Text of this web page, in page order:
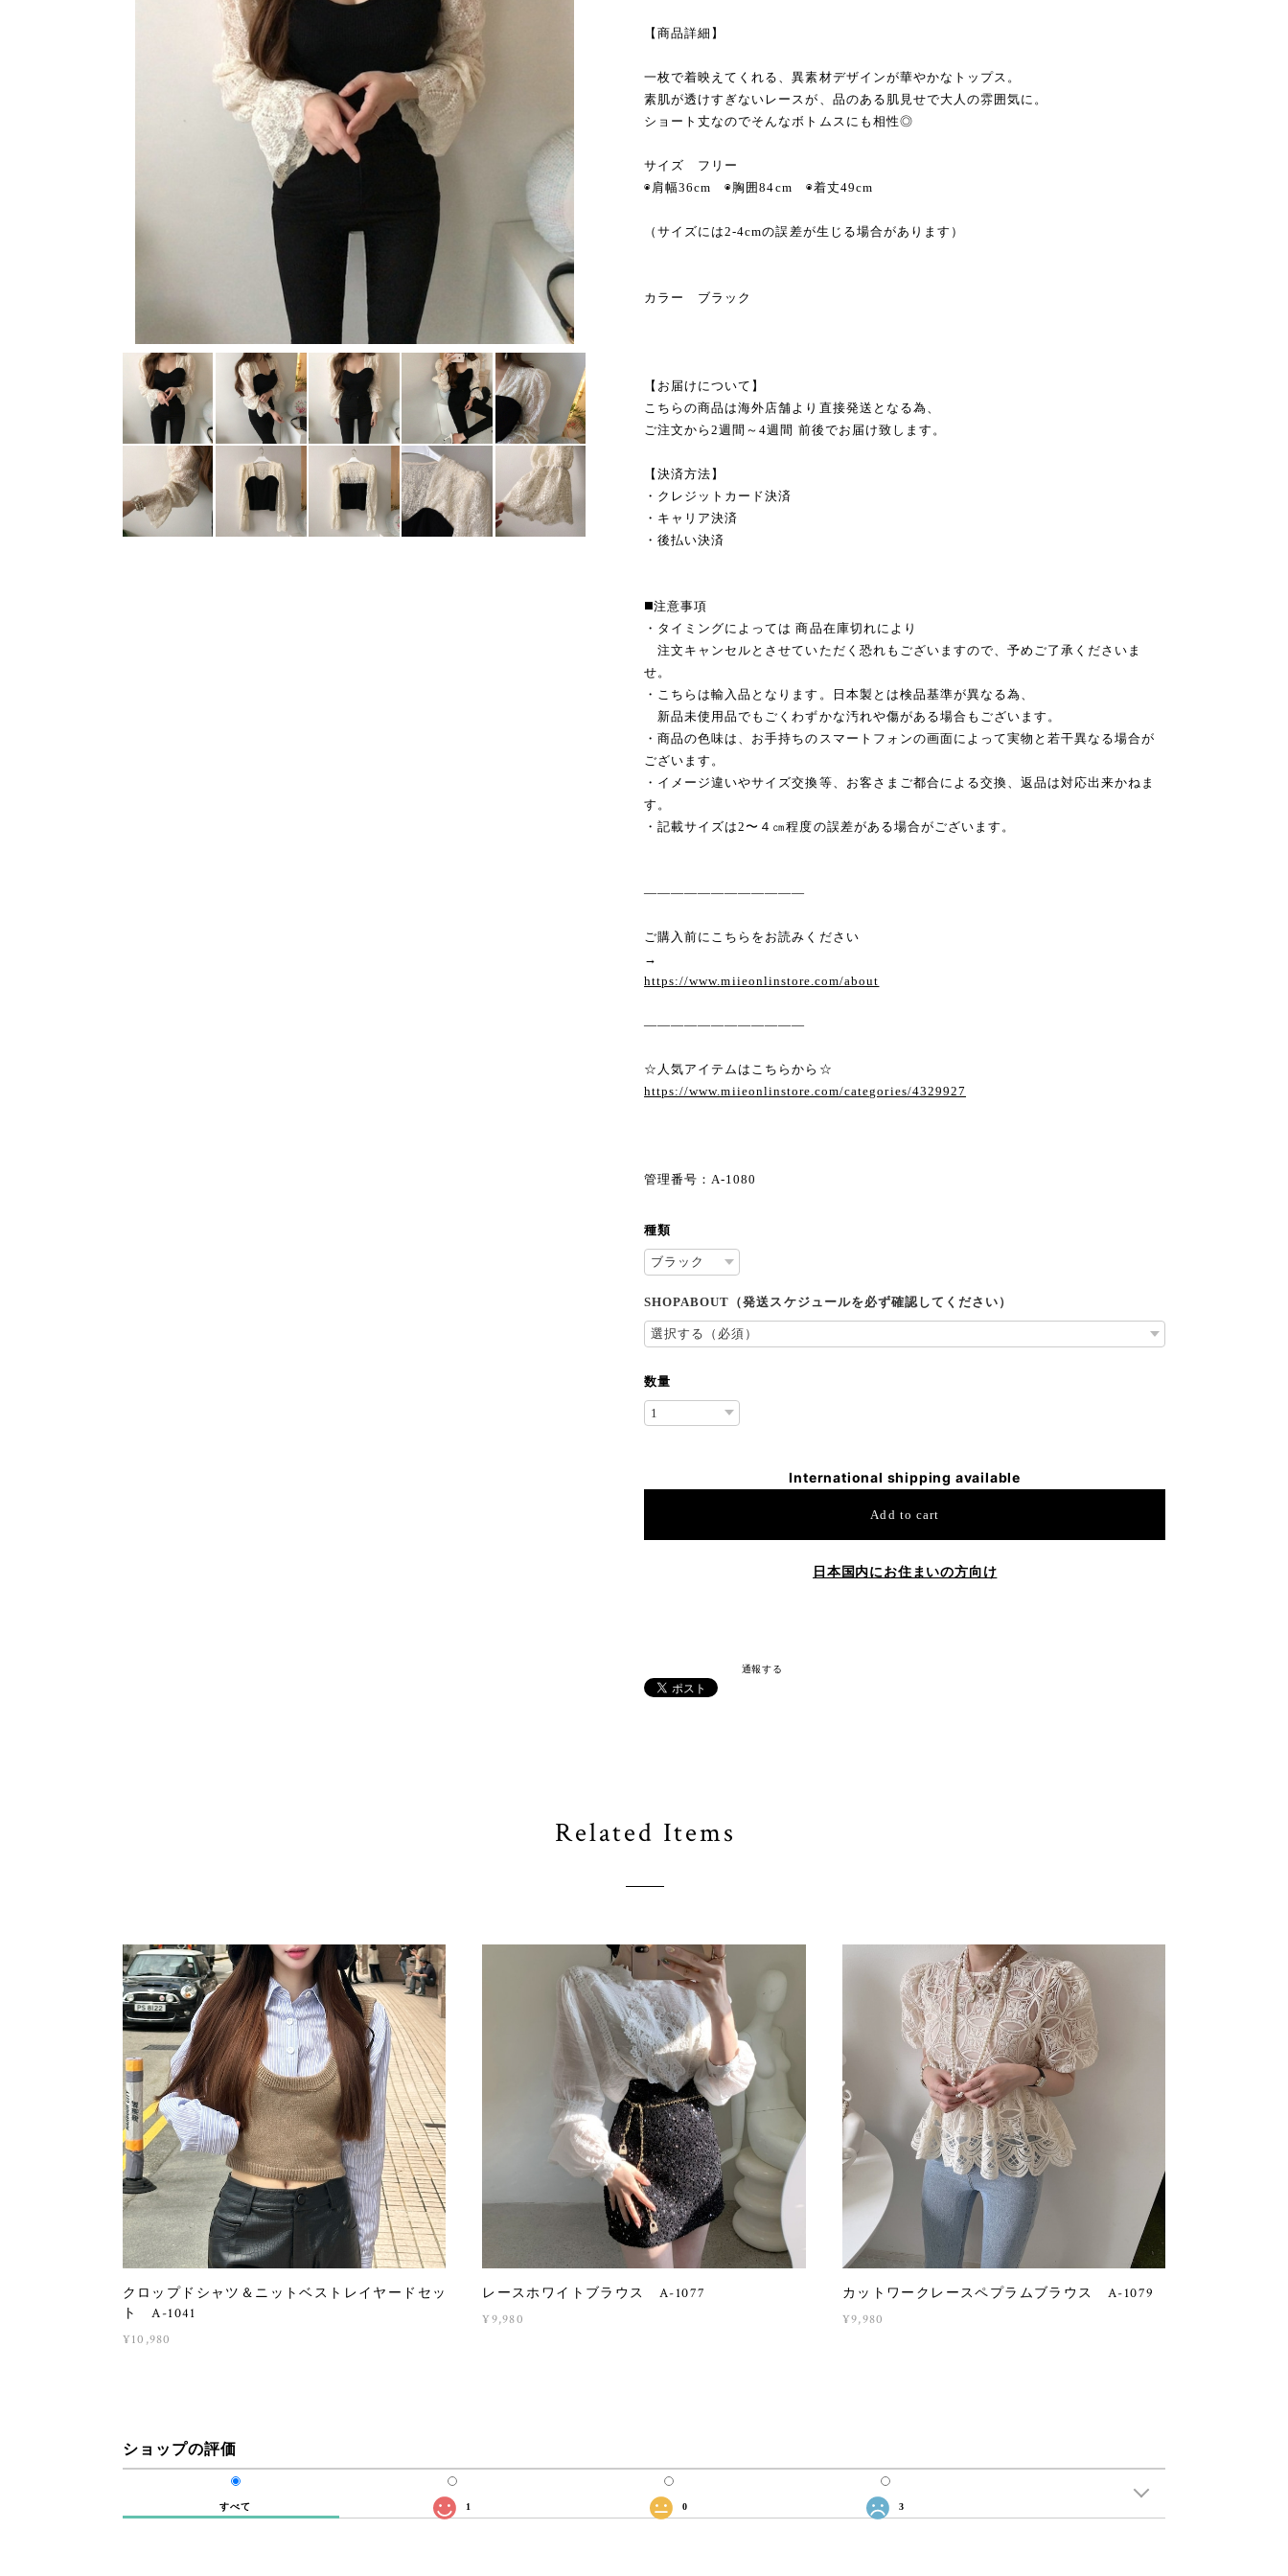
【商品詳細】
一枚で着映えてくれる、異素材デザインが華やかなトップス。
素肌が透けすぎないレースが、品のある肌見せで大人の雰囲気に。
ショート丈なのでそんなボトムスにも相性◎
サイズ フリー
◉肩幅36cm ◉胸囲84cm ◉着丈49cm
（サイズには2-4cmの誤差が生じる場合があります）
カラー ブラック
【お届けについて】
こちらの商品は海外店舗より直接発送となる為、
ご注文から2週間～4週間 前後でお届け致します。
【決済方法】
・クレジットカード決済
・キャリア決済
・後払い決済
◼️注意事項
・タイミングによっては 商品在庫切れにより
注文キャンセルとさせていただく恐れもございますので、予めご了承くださいま
せ。
・こちらは輸入品となります。日本製とは検品基準が異なる為、
新品未使用品でもごくわずかな汚れや傷がある場合もございます。
・商品の色味は、お手持ちのスマートフォンの画面によって実物と若干異なる場合が
ございます。
・イメージ違いやサイズ交換等、お客さまご都合による交換、返品は対応出来かねま
す。
・記載サイズは2〜４㎝程度の誤差がある場合がございます。
————————————
ご購入前にこちらをお読みください
→
https://www.miieonlinstore.com/about
————————————
☆人気アイテムはこちらから☆
https://www.miieonlinstore.com/categories/4329927
管理番号：A-1080
種類
SHOPABOUT（発送スケジュールを必ず確認してください）
数量
International shipping available
Add to cart
日本国内にお住まいの方向け
通報する
Related Items
クロップドシャツ＆ニットベストレイヤードセッ
ト A-1041
¥10,980
レースホワイトブラウス A-1077
¥9,980
カットワークレースペプラムブラウス A-1079
¥9,980
ショップの評価
すべて 1 0 3